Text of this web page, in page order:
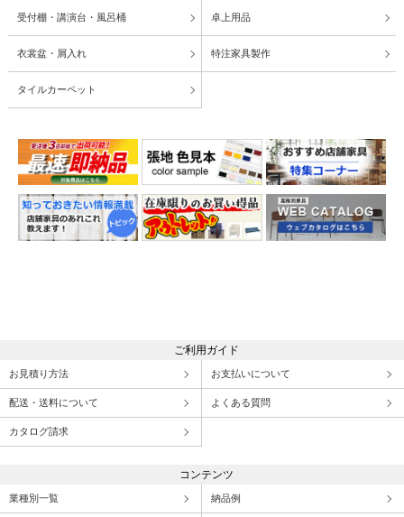
受付棚・講演台・風呂桶 卓上用品
衣裳盆・屑入れ 特注家具製作
タイルカーペット
ご利用ガイド
お見積り方法 お支払いについて
配送・送料について よくある質問
カタログ請求
コンテンツ
業種別一覧 納品例